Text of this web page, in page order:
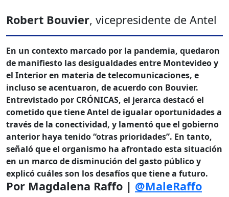
Robert Bouvier, vicepresidente de Antel
En un contexto marcado por la pandemia, quedaron
de manifiesto las desigualdades entre Montevideo y
el Interior en materia de telecomunicaciones, e
incluso se acentuaron, de acuerdo con Bouvier.
Entrevistado por CRÓNICAS, el jerarca destacó el
cometido que tiene Antel de igualar oportunidades a
través de la conectividad, y lamentó que el gobierno
anterior haya tenido “otras prioridades”. En tanto,
señaló que el organismo ha afrontado esta situación
en un marco de disminución del gasto público y
explicó cuáles son los desafíos que tiene a futuro.
Por Magdalena Raffo | @MaleRaffo